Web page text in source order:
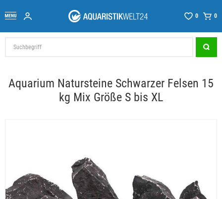
0 0
Aquarium Natursteine Schwarzer Felsen 15
kg Mix Größe S bis XL